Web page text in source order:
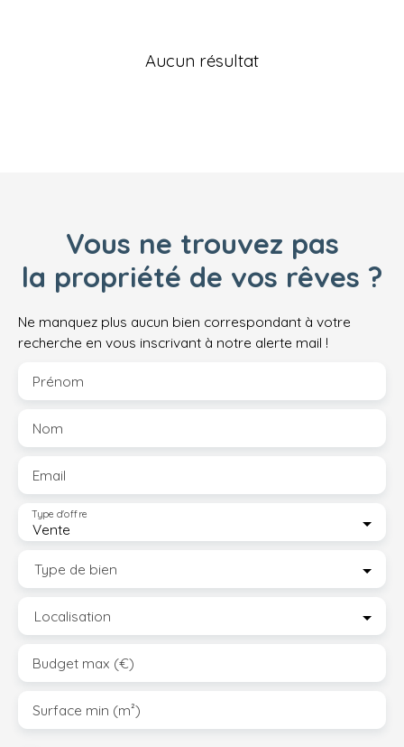
Aucun résultat
Vous ne trouvez pas
la propriété de vos rêves ?
Ne manquez plus aucun bien correspondant à votre
recherche en vous inscrivant à notre alerte mail !
Prénom
Nom
Email
Vente
Type d'offre
Type de bien
Localisation
Budget max (€)
Surface min (m²)